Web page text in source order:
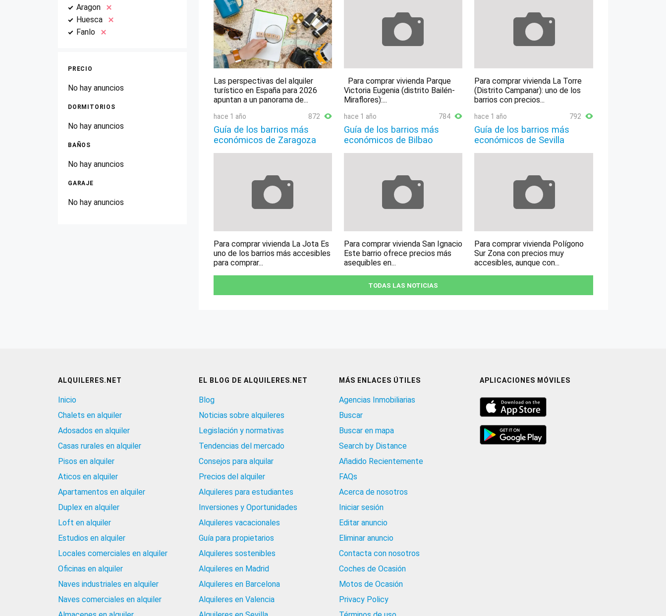
Aragon
Huesca
Fanlo
PRECIO
No hay anuncios
DORMITORIOS
No hay anuncios
BAÑOS
No hay anuncios
GARAJE
No hay anuncios
Las perspectivas del alquiler
turístico en España para 2026
apuntan a un panorama de...
Para comprar vivienda Parque
Victoria Eugenia (distrito Bailén-
Miraflores):...
Para comprar vivienda La Torre
(Distrito Campanar): uno de los
barrios con precios...
hace 1 año 872
Guía de los barrios más
económicos de Zaragoza
Para comprar vivienda La Jota Es
uno de los barrios más accesibles
para comprar...
hace 1 año 784
Guía de los barrios más
económicos de Bilbao
Para comprar vivienda San Ignacio
Este barrio ofrece precios más
asequibles en...
hace 1 año 792
Guía de los barrios más
económicos de Sevilla
Para comprar vivienda Polígono
Sur Zona con precios muy
accesibles, aunque con...
TODAS LAS NOTICIAS
ALQUILERES.NET
Inicio
Chalets en alquiler
Adosados en alquiler
Casas rurales en alquiler
Pisos en alquiler
Aticos en alquiler
Apartamentos en alquiler
Duplex en alquiler
Loft en alquiler
Estudios en alquiler
Locales comerciales en alquiler
Oficinas en alquiler
Naves industriales en alquiler
Naves comerciales en alquiler
EL BLOG DE ALQUILERES.NET
Blog
Noticias sobre alquileres
Legislación y normativas
Tendencias del mercado
Consejos para alquilar
Precios del alquiler
Alquileres para estudiantes
Inversiones y Oportunidades
Alquileres vacacionales
Guía para propietarios
Alquileres sostenibles
Alquileres en Madrid
Alquileres en Barcelona
Alquileres en Valencia
MÁS ENLACES ÚTILES
Agencias Inmobiliarias
Buscar
Buscar en mapa
Search by Distance
Añadido Recientemente
FAQs
Acerca de nosotros
Iniciar sesión
Editar anuncio
Eliminar anuncio
Contacta con nosotros
Coches de Ocasión
Motos de Ocasión
Privacy Policy
APLICACIONES MÓVILES